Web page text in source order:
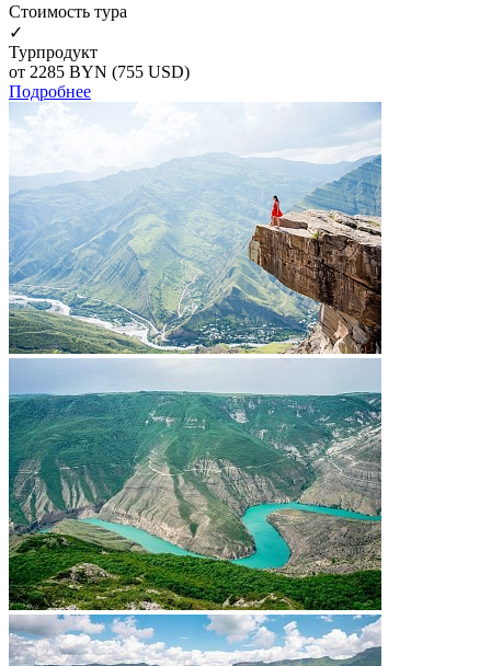
Cтоимость тура
✓
Турпродукт
от 2285 BYN (755 USD)
Подробнее